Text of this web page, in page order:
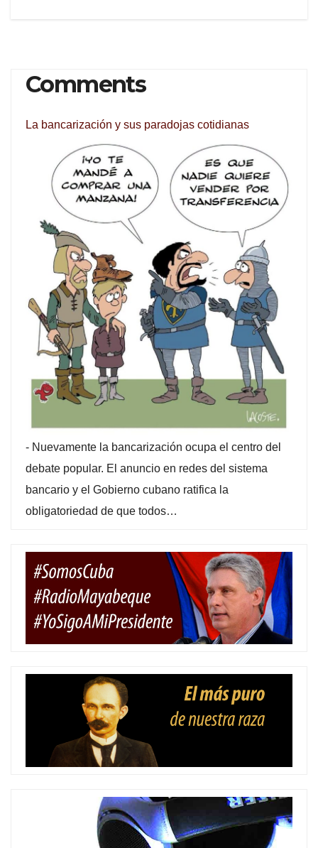
Comments
La bancarización y sus paradojas cotidianas
- Nuevamente la bancarización ocupa el centro del
debate popular. El anuncio en redes del sistema
bancario y el Gobierno cubano ratifica la
obligatoriedad de que todos…